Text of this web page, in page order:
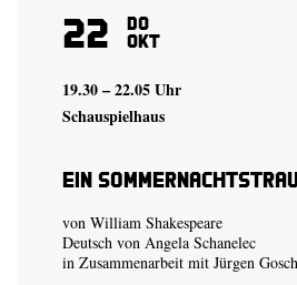
22 Do
Okt
19.30 – 22.05 Uhr
Schauspielhaus
Ein
von William Shakespeare
Deutsch von Angela Schanelec
in Zusammenarbeit mit Jürgen